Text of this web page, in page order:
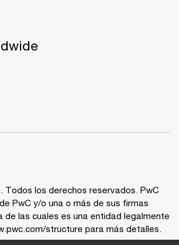
Todos los derechos reservados. PwC
PwC y/o una o más de sus firmas
de las cuales es una entidad legalmente
structure para más detalles.